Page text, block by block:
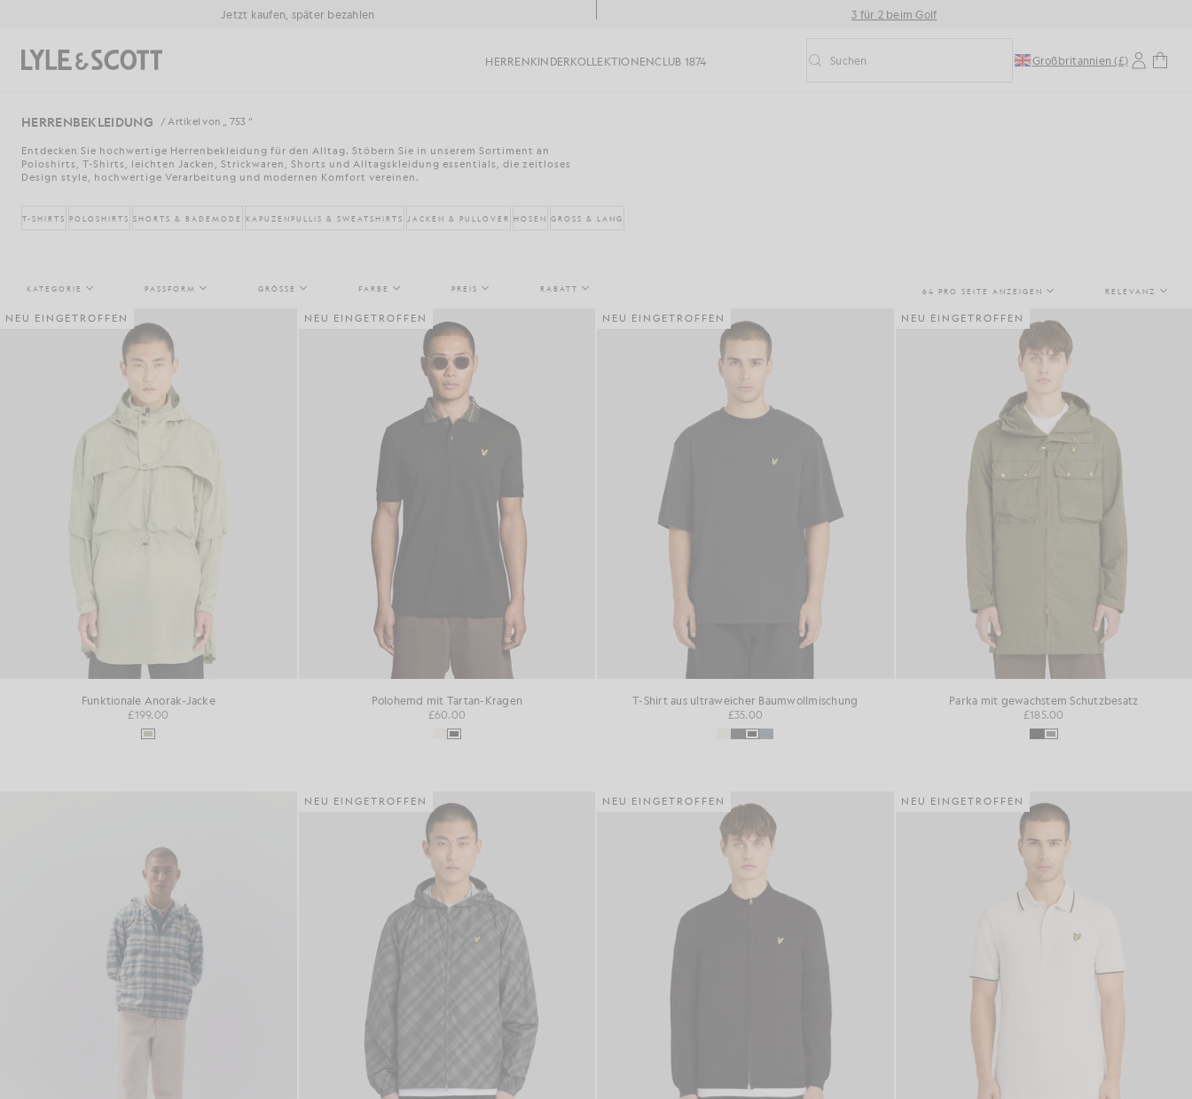
Jetzt kaufen, später bezahlen 3 für 2 beim Golf
HERRENKINDERKOLLEKTIONENCLUB 1874 Vorausschauende Suche ein-/ausschalten
Suchen Suchen Großbritannien (£)
HERRENBEKLEIDUNG / Artikel von „ 753 “
Entdecken Sie hochwertige Herrenbekleidung für den Alltag. Stöbern Sie in unserem Sortiment an
Poloshirts, T-Shirts, leichten Jacken, Strickwaren, Shorts und Alltagskleidung essentials, die zeitloses
Design style, hochwertige Verarbeitung und modernen Komfort vereinen.
T-SHIRTS POLOSHIRTS SHORTS & BADEMODE KAPUZENPULLIS & SWEATSHIRTS JACKEN & PULLOVER HOSEN GROSS & LANG
KATEGORIE PASSFORM GRÖSSE FARBE PREIS RABATT 64 PRO SEITE ANZEIGEN RELEVANZ
NEU EINGETROFFEN
Funktionale Anorak-Jacke
£199.00
NEU EINGETROFFEN
Polohemd mit Tartan-Kragen
£60.00
NEU EINGETROFFEN
T-Shirt aus ultraweicher Baumwollmischung
£35.00
NEU EINGETROFFEN
Parka mit gewachstem Schutzbesatz
£185.00
NEU EINGETROFFEN NEU EINGETROFFEN NEU EINGETROFFEN